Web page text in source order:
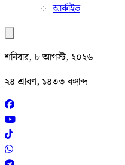
আর্কাইভ
শনিবার, ৮ আগস্ট, ২০২৬
২৪ শ্রাবণ, ১৪৩৩ বঙ্গাব্দ